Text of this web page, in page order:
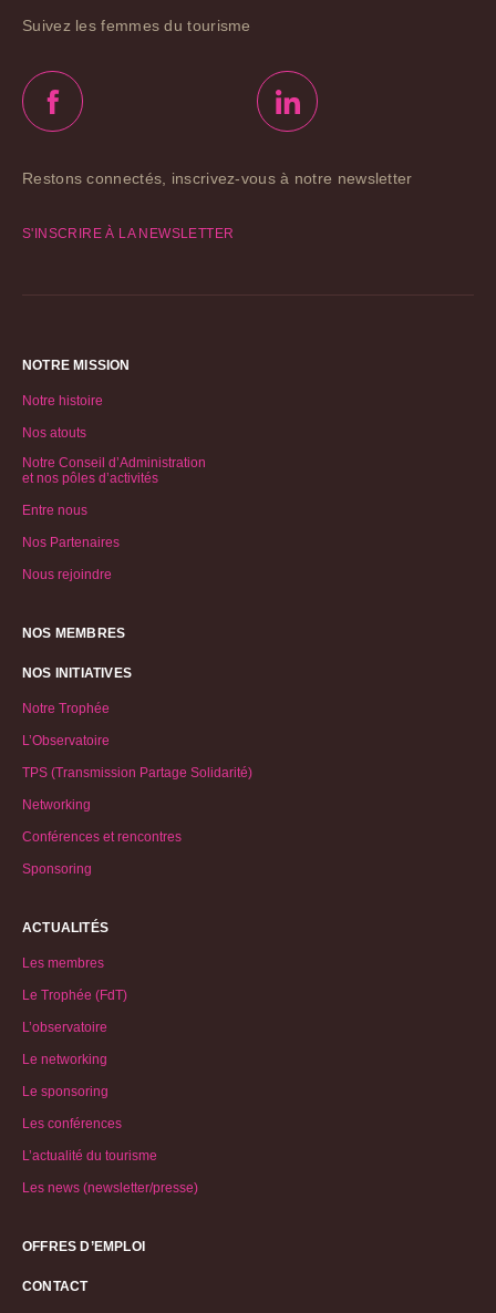
Suivez les femmes du tourisme
Restons connectés, inscrivez-vous à notre newsletter
S'INSCRIRE À LA NEWSLETTER
NOTRE MISSION
Notre histoire
Nos atouts
Notre Conseil d’Administration
et nos pôles d’activités
Entre nous
Nos Partenaires
Nous rejoindre
NOS MEMBRES
NOS INITIATIVES
Notre Trophée
L’Observatoire
TPS (Transmission Partage Solidarité)
Networking
Conférences et rencontres
Sponsoring
ACTUALITÉS
Les membres
Le Trophée (FdT)
L’observatoire
Le networking
Le sponsoring
Les conférences
L’actualité du tourisme
Les news (newsletter/presse)
OFFRES D’EMPLOI
CONTACT